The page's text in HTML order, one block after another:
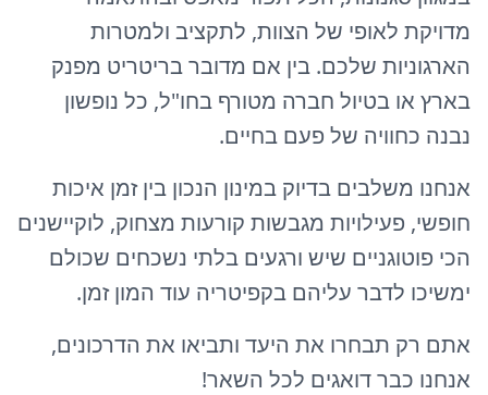
מדויקת לאופי של הצוות, לתקציב ולמטרות
הארגוניות שלכם. בין אם מדובר בריטריט מפנק
בארץ או בטיול חברה מטורף בחו"ל, כל נופשון
נבנה כחוויה של פעם בחיים.
אנחנו משלבים בדיוק במינון הנכון בין זמן איכות
חופשי, פעילויות מגבשות קורעות מצחוק, לוקיישנים
הכי פוטוגניים שיש ורגעים בלתי נשכחים שכולם
ימשיכו לדבר עליהם בקפיטריה עוד המון זמן.
אתם רק תבחרו את היעד ותביאו את הדרכונים,
אנחנו כבר דואגים לכל השאר!